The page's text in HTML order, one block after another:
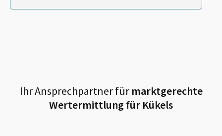
Ihr Ansprechpartner fürmarktgerechte
Wertermittlung für Kükels